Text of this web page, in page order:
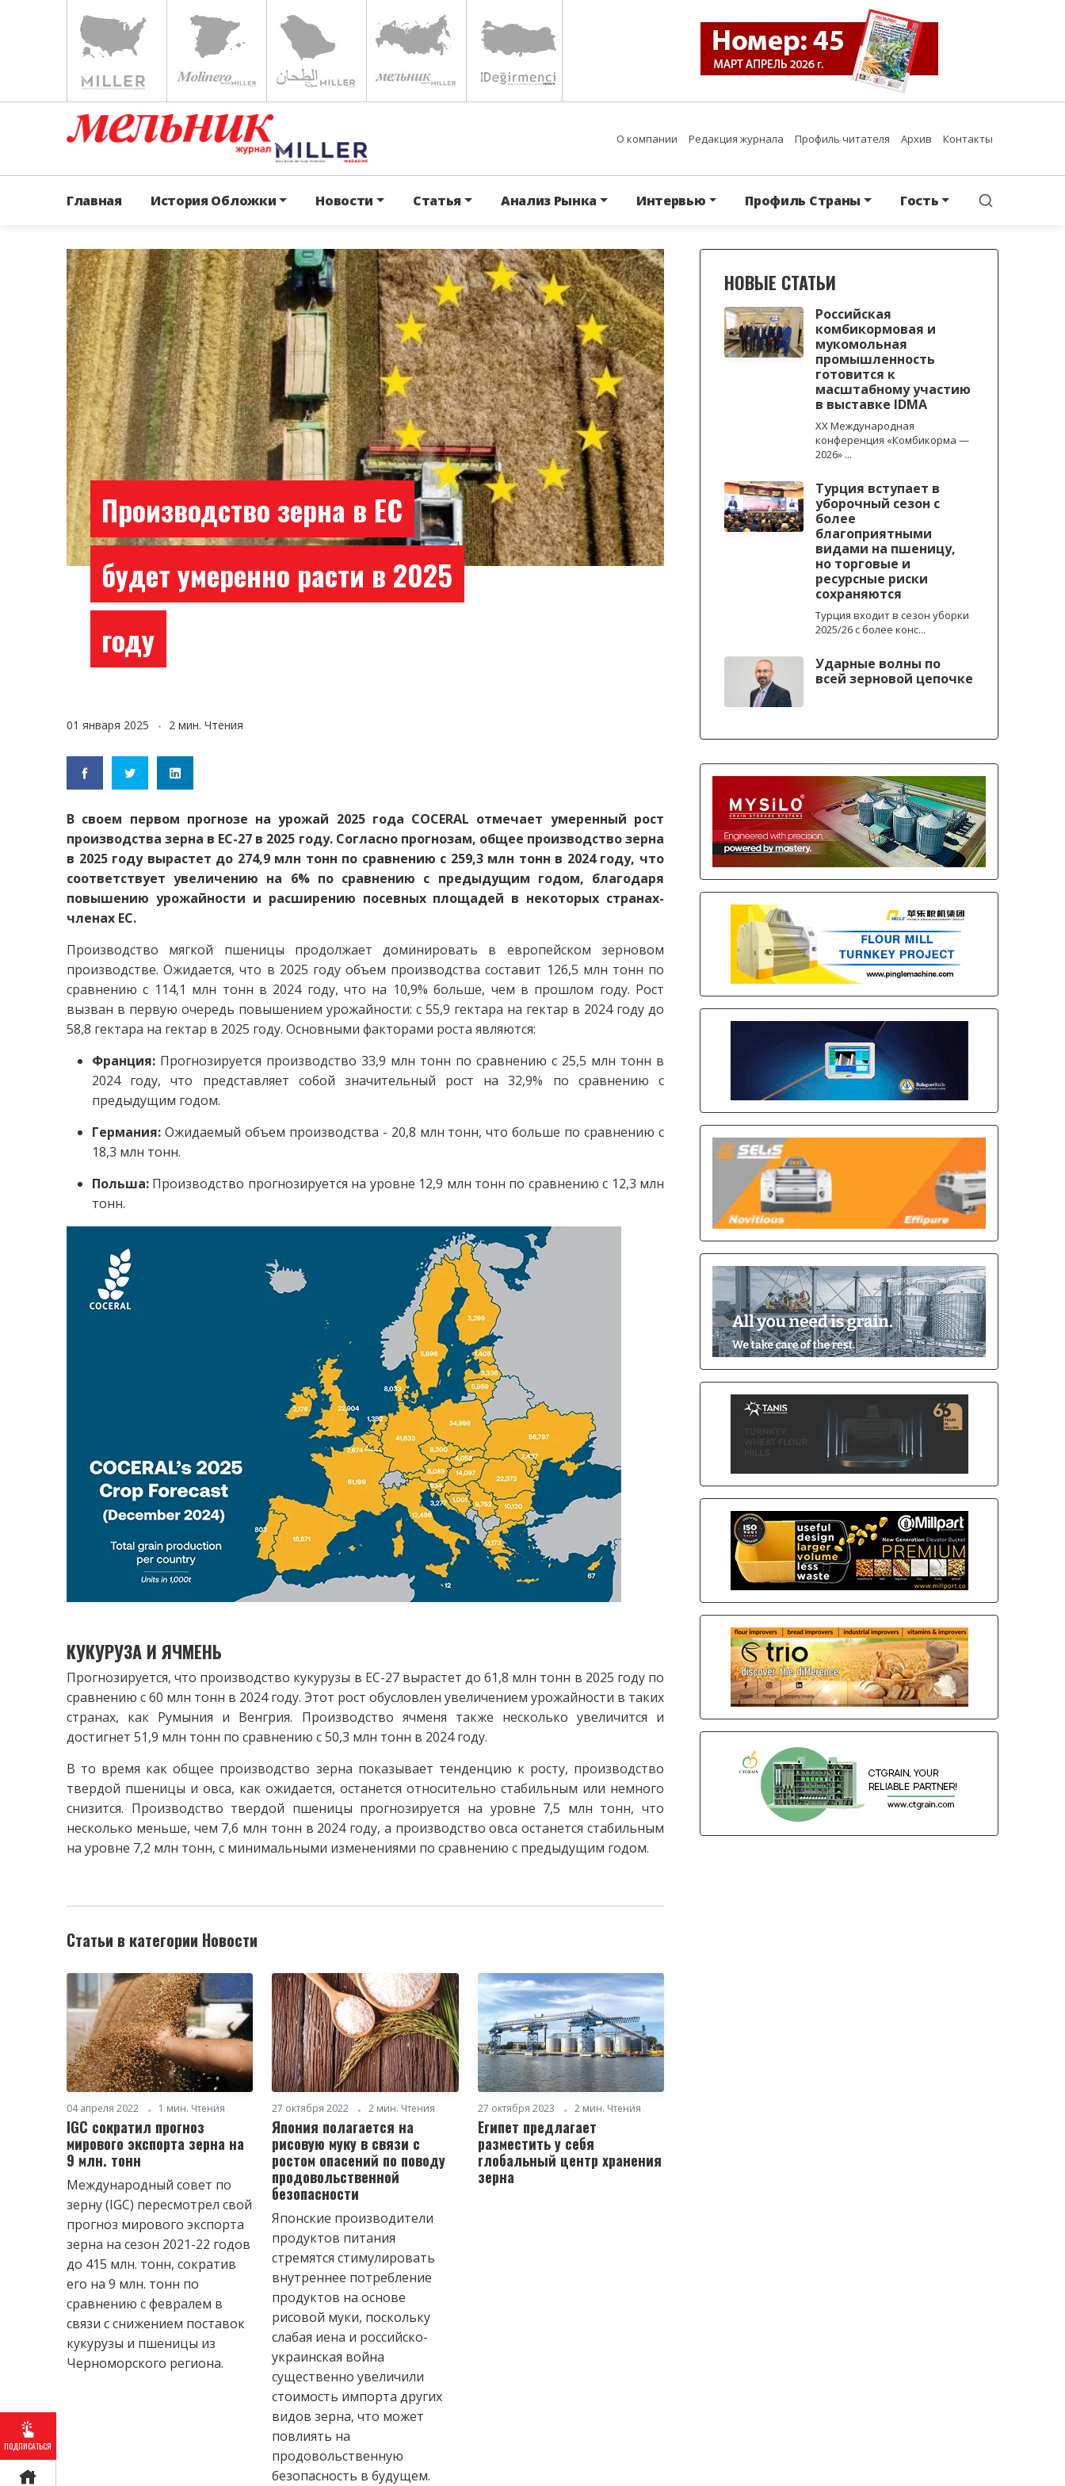
О компании Редакция журнала Профиль читателя Архив Контакты
Главная История Обложки Новости Статья Анализ Рынка Интервью Профиль Страны Гость
ПОДПИСАТЬСЯ
Производство зерна в ЕС
будет умеренно расти в 2025
году
01 января 2025 2 мин. Чтения
В своем первом прогнозе на урожай 2025 года COCERAL отмечает умеренный рост
производства зерна в ЕС-27 в 2025 году. Согласно прогнозам, общее производство зерна
в 2025 году вырастет до 274,9 млн тонн по сравнению с 259,3 млн тонн в 2024 году, что
соответствует увеличению на 6% по сравнению с предыдущим годом, благодаря
повышению урожайности и расширению посевных площадей в некоторых странах-
членах ЕС.
Производство мягкой пшеницы продолжает доминировать в европейском зерновом
производстве. Ожидается, что в 2025 году объем производства составит 126,5 млн тонн по
сравнению с 114,1 млн тонн в 2024 году, что на 10,9% больше, чем в прошлом году. Рост
вызван в первую очередь повышением урожайности: с 55,9 гектара на гектар в 2024 году до
58,8 гектара на гектар в 2025 году. Основными факторами роста являются:
Франция: Прогнозируется производство 33,9 млн тонн по сравнению с 25,5 млн тонн в
2024 году, что представляет собой значительный рост на 32,9% по сравнению с
предыдущим годом.
Германия: Ожидаемый объем производства - 20,8 млн тонн, что больше по сравнению с
18,3 млн тонн.
Польша: Производство прогнозируется на уровне 12,9 млн тонн по сравнению с 12,3 млн
тонн.
КУКУРУЗА И ЯЧМЕНЬ
Прогнозируется, что производство кукурузы в ЕС-27 вырастет до 61,8 млн тонн в 2025 году по
сравнению с 60 млн тонн в 2024 году. Этот рост обусловлен увеличением урожайности в таких
странах, как Румыния и Венгрия. Производство ячменя также несколько увеличится и
достигнет 51,9 млн тонн по сравнению с 50,3 млн тонн в 2024 году.
В то время как общее производство зерна показывает тенденцию к росту, производство
твердой пшеницы и овса, как ожидается, останется относительно стабильным или немного
снизится. Производство твердой пшеницы прогнозируется на уровне 7,5 млн тонн, что
несколько меньше, чем 7,6 млн тонн в 2024 году, а производство овса останется стабильным
на уровне 7,2 млн тонн, с минимальными изменениями по сравнению с предыдущим годом.
Статьи в категории Новости
04 апреля 2022 1 мин. Чтения
IGC сократил прогноз
мирового экспорта зерна на
9 млн. тонн
Международный совет по
зерну (IGC) пересмотрел свой
прогноз мирового экспорта
зерна на сезон 2021-22 годов
до 415 млн. тонн, сократив
его на 9 млн. тонн по
сравнению с февралем в
связи с снижением поставок
кукурузы и пшеницы из
Черноморского региона.
27 октября 2022 2 мин. Чтения
Япония полагается на
рисовую муку в связи с
ростом опасений по поводу
продовольственной
безопасности
Японские производители
продуктов питания
стремятся стимулировать
внутреннее потребление
продуктов на основе
рисовой муки, поскольку
слабая иена и российско-
украинская война
существенно увеличили
стоимость импорта других
видов зерна, что может
повлиять на
продовольственную
безопасность в будущем.
27 октября 2023 2 мин. Чтения
Египет предлагает
разместить у себя
глобальный центр хранения
зерна
НОВЫЕ СТАТЬИ
Российская
комбикормовая и
мукомольная
промышленность
готовится к
масштабному участию
в выставке IDMA
XX Международная
конференция «Комбикорма —
2026» ...
Турция вступает в
уборочный сезон с
более
благоприятными
видами на пшеницу,
но торговые и
ресурсные риски
сохраняются
Турция входит в сезон уборки
2025/26 с более конс...
Ударные волны по
всей зерновой цепочке